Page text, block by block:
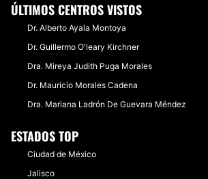
ÚLTIMOS CENTROS VISTOS
Dr. Alberto Ayala Montoya
Dr. Guillermo O'leary Kirchner
Dra. Mireya Judith Puga Morales
Dr. Mauricio Morales Cadena
Dra. Mariana Ladrón De Guevara Méndez
ESTADOS TOP
Ciudad de México
Jalisco